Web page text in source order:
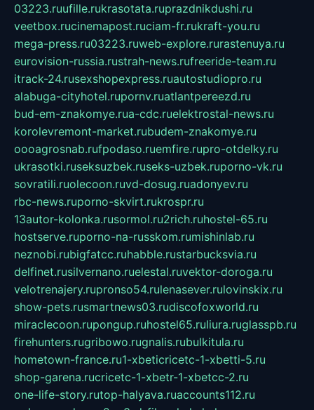
03223.ruufille.rukrasotata.ruprazdnikdushi.ru
veetbox.rucinemapost.ruciam-fr.rukraft-you.ru
mega-press.ru03223.ruweb-explore.rurastenuya.ru
eurovision-russia.rustrah-news.rufreeride-team.ru
itrack-24.rusexshopexpress.ruautostudiopro.ru
alabuga-cityhotel.rupornv.ruatlantpereezd.ru
bud-em-znakomye.rua-cdc.ruelektrostal-news.ru
korolevremont-market.rubudem-znakomye.ru
oooagrosnab.rufpodaso.ruemfire.rupro-otdelky.ru
ukrasotki.ruseksuzbek.ruseks-uzbek.ruporno-vk.ru
sovratili.ruolecoon.ruvd-dosug.ruadonyev.ru
rbc-news.ruporno-skvirt.rukrospr.ru
13autor-kolonka.rusormol.ru2rich.ruhostel-65.ru
hostserve.ruporno-na-russkom.rumishinlab.ru
neznobi.rubigfatcc.ruhabble.rustarbucksvia.ru
delfinet.rusilvernano.ruelestal.ruvektor-doroga.ru
velotrenajery.rupronso54.rulenasever.rulovinskix.ru
show-pets.rusmartnews03.rudiscofoxworld.ru
miraclecoon.rupongup.ruhostel65.ruliura.ruglasspb.ru
firehunters.rugribowo.rugnalis.rubulkitula.ru
hometown-france.ru1-xbeticricetc-1-xbetti-5.ru
shop-garena.rucricetc-1-xbetr-1-xbetcc-2.ru
one-life-story.rutop-halyava.ruaccounts112.ru